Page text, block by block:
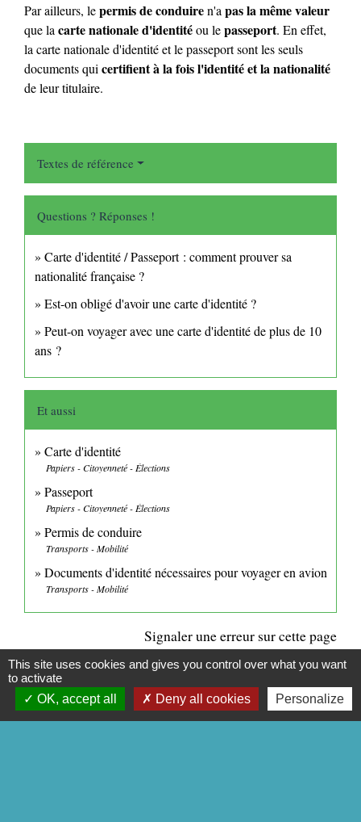
Par ailleurs, lepermis de conduiren'a pas la même valeur
que la carte nationale d'identitéou lepasseport. En effet,
la carte nationale d'identité et le passeport sont les seuls
documents qui certifient à la fois l'identité et la nationalité
de leur titulaire.
Textes de référence
Questions ? Réponses !
Carte d'identité / Passeport : comment prouver sa
nationalité française ?
Est-on obligé d'avoir une carte d'identité ?
Peut-on voyager avec une carte d'identité de plus de 10
ans ?
Et aussi
Carte d'identité
Papiers - Citoyenneté - Élections
Passeport
Papiers - Citoyenneté - Élections
Permis de conduire
Transports - Mobilité
Documents d'identité nécessaires pour voyager en avion
Transports - Mobilité
Signaler une erreur sur cette page
This site uses cookies and gives you control over what you want
to activate
OK, accept all
Deny all cookies Personalize